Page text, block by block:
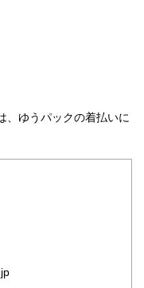
、ゆうパックの着払いに